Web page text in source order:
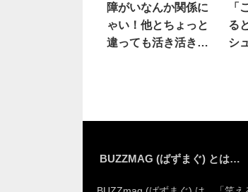
障がいなんか関係に
ゃい！他とちょっと
違っても活き活きと
「
る
シ
BUZZMAG (ばずまぐ) とは…